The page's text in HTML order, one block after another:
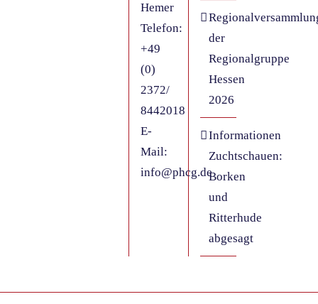
Hemer
Telefon:
+49
(0)
2372/
8442018
E-
Mail:
info@phcg.de
der
Regionalgruppe
Hessen
2026
Informationen
Zuchtschauen:
Borken
und
Ritterhude
abgesagt